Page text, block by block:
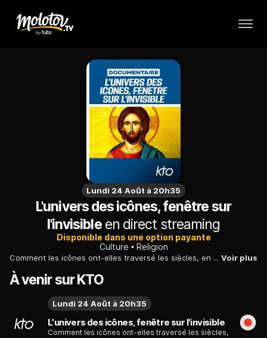
Lundi 24 Août à 20h35
L'univers des icônes, fenêtre sur
l'invisibleen direct streaming
Disponible dans une option payante
Culture
Religion
Comment les icônes ont-elles traversé les siècles, en traçant leur propre canon artistique, et que racontent-elles aujourd'hui sur le monde orthodoxe et slave ? Voir plus
À venir sur KTO
L'univers des icônes, fenêtre sur l'invisible
Comment les icônes ont-elles traversé les siècles,
Lundi 24 Août à 20h35